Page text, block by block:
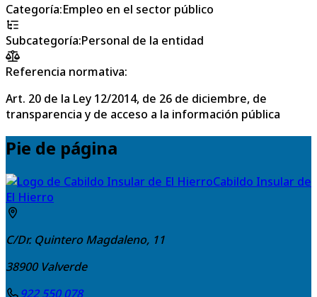
Categoría:Empleo en el sector público
Subcategoría:Personal de la entidad
Referencia normativa:
Art. 20 de la Ley 12/2014, de 26 de diciembre, de
transparencia y de acceso a la información pública
Pie de página
Cabildo Insular de
El Hierro
C/Dr. Quintero Magdaleno, 11
38900 Valverde
922 550 078